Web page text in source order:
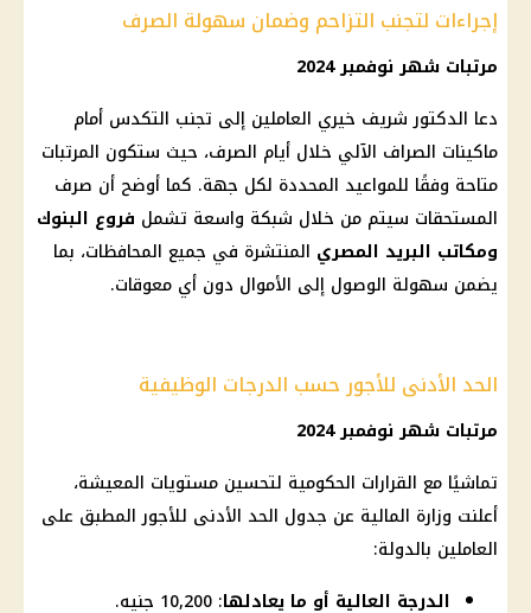
إجراءات لتجنب التزاحم وضمان سهولة الصرف
مرتبات شهر نوفمبر 2024
دعا الدكتور شريف خيري العاملين إلى تجنب التكدس أمام
ماكينات الصراف الآلي خلال أيام الصرف، حيث ستكون المرتبات
متاحة وفقًا للمواعيد المحددة لكل جهة. كما أوضح أن صرف
المستحقات سيتم من خلال شبكة واسعة تشمل فروع البنوك
ومكاتب البريد المصري المنتشرة في جميع المحافظات، بما
يضمن سهولة الوصول إلى الأموال دون أي معوقات.
الحد الأدنى للأجور حسب الدرجات الوظيفية
مرتبات شهر نوفمبر 2024
تماشيًا مع القرارات الحكومية لتحسين مستويات المعيشة،
أعلنت وزارة المالية عن جدول الحد الأدنى للأجورالمطبق على
العاملين بالدولة:
الدرجة العالية أو ما يعادلها: 10,200 جنيه.